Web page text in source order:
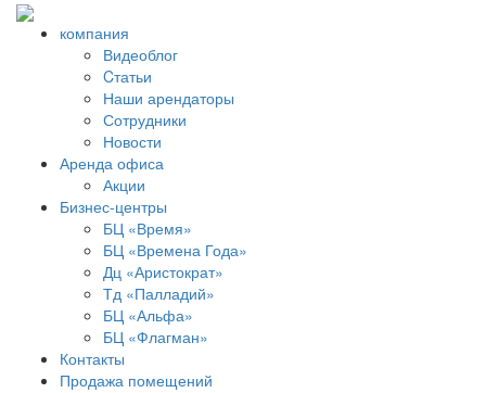
компания
Видеоблог
Cтатьи
Наши арендаторы
Сотрудники
Новости
Аренда офиса
Акции
Бизнес-центры
БЦ «Время»
БЦ «Времена Года»
Дц «Аристократ»
Тд «Палладий»
БЦ «Альфа»
БЦ «Флагман»
Контакты
Продажа помещений